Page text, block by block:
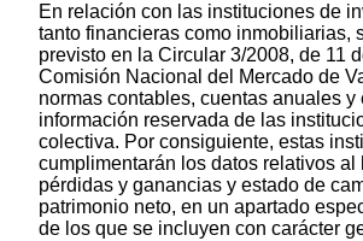
En relación con las instituciones de
tanto financieras como inmobiliarias,
previsto en la Circular 3/2008, de 11
Comisión Nacional del Mercado de
normas contables, cuentas anuales y
información reservada de las
colectiva. Por consiguiente, estas
cumplimentarán los datos relativos al
pérdidas y ganancias y estado de
patrimonio neto, en un apartado
de los que se incluyen con carácter